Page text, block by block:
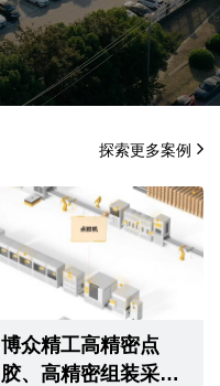
探索更多案例
博众精工高精密点
胶、高精密组装采用